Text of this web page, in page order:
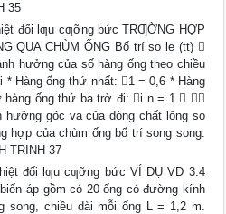
35
đối lƣu cƣỡng bức TRƢỜNG HỢP
QUA CHÙM ỐNG Bố trí so le (tt) 
hưởng của số hàng ống theo chiều
Hàng ống thứ nhất: 1 = 0,6 * Hàng
ống thứ ba trở đi: i n = 1  
hưởng góc va của dòng chất lỏng so
hợp của chùm ống bố trí song song.
TRINH 37
đối lƣu cƣỡng bức VÍ DỤ VD 3.4
áp gồm có 20 ống có đường kính
song, chiều dài mỗi ống L = 1,2 m.